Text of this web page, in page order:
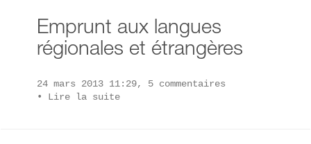
Emprunt aux langues
régionales et étrangères
24 mars 2013 11:29, 5 commentaires
• Lire la suite